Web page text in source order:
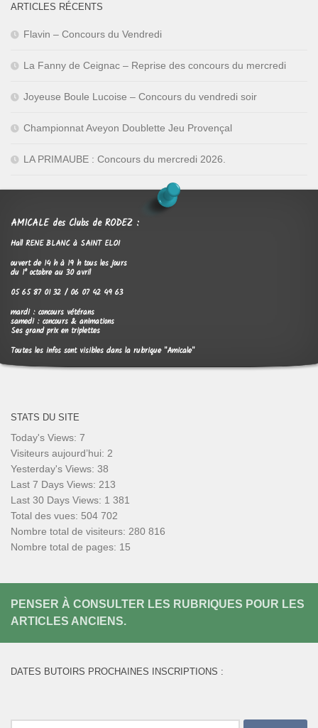
ARTICLES RÉCENTS
Flavin – Concours du Vendredi
La Fanny de Ceignac – Reprise des concours du mercredi
Joyeuse Boule Lucoise – Concours du vendredi soir
Championnat Aveyon Doublette Jeu Provençal
LA PRIMAUBE : Concours du mercredi 2026.
AMICALE des Clubs de RODEZ :
Hall RENE BLANC à SAINT ELOI
ouvert de 14 h à 19 h tous les jours
du 1° octobre au 30 avril
05 65 87 01 32 / 06 07 42 49 63
mardi : concours vétérans
samedi : concours & animations
Ses grand prix en triplettes
Toutes les infos sont visibles dans la rubrique "Amicale"
STATS DU SITE
Today's Views: 7
Visiteurs aujourd’hui: 2
Yesterday's Views: 38
Last 7 Days Views: 213
Last 30 Days Views: 1 381
Total des vues: 504 702
Nombre total de visiteurs: 280 816
Nombre total de pages: 15
PENSER À CONSULTER LES RUBRIQUES POUR LES
ARTICLES ANCIENS.
DATES BUTOIRS PROCHAINES INSCRIPTIONS :